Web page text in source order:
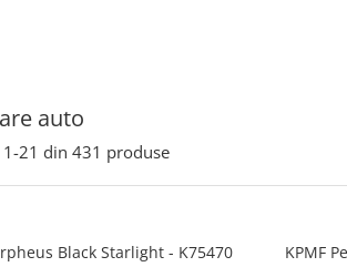
auto
1-21 din 431 produse
Black Starlight - K75470
KPMF